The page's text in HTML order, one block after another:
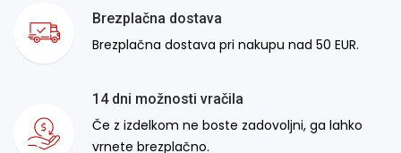
Brezplačna dostava
Brezplačna dostava pri nakupu nad 50 EUR.
14 dni možnosti vračila
Če z izdelkom ne boste zadovoljni, ga lahko
vrnete brezplačno.